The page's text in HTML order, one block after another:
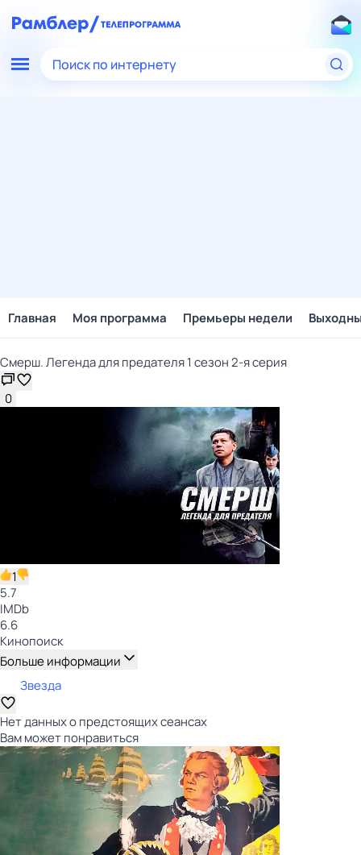
Поиск по интернету
Главная Моя программа Премьеры недели
Смерш. Легенда для предателя 1 сезон 2-я серия
0
1
5.7
IMDb
6.6
Кинопоиск
Больше информации
Звезда
Нет данных о предстоящих сеансах
Вам может понравиться